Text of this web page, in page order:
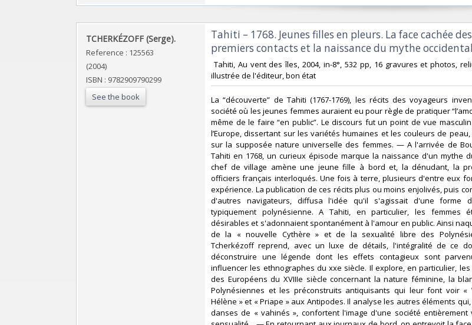
‎TCHERKÉZOFF (Serge).‎
Reference : 125563
(2004)
ISBN : 9782909790299
See the book
‎Tahiti – 1768. Jeunes filles en pleurs. La face cachée des
premiers contacts et la naissance du mythe
Tahiti, Au vent des îles, 2004, in-8°, 532 pp, 16 gravures et photos,
illustrée de l'éditeur, bon état‎
‎La “découverte” de Tahiti (1767-1769), les récits des voyageurs
société où les jeunes femmes auraient eu pour règle de pratiquer
même de le faire “en public”. Le discours fut un point de vue
l’Europe, dissertant sur les variétés humaines et les couleurs de
sur la supposée nature universelle des femmes. — A l'arrivée de
Tahiti en 1768, un curieux épisode marque la naissance d'un mythe
chef de village amène une jeune fille à bord et, la dénudant, la
officiers français interloqués. Une fois à terre, plusieurs d'entre eux
expérience. La publication de ces récits plus ou moins enjolivés, puis
d'autres navigateurs, diffusa l'idée qu'il s'agissait d'une forme
typiquement polynésienne. A Tahiti, en particulier, les femmes
désirables et s'adonnaient spontanément à l'amour en public. Ainsi
de la « nouvelle Cythère » et de la sexualité libre des
Tcherkézoff reprend, avec un luxe de détails, l'intégralité de ce
déconstruire une légende dont les effets contagieux sont
influencer les ethnographes du xxe siècle. Il explore, en particulier,
des Européens du XVIIIe siècle concernant la nature féminine, la
Polynésiennes et les préconstruits antiquisants qui leur font voir «
Hélène » et « Priape » aux Antipodes. Il analyse les autres éléments
danses de « vahinés », confortent l'image d'une société entièrement